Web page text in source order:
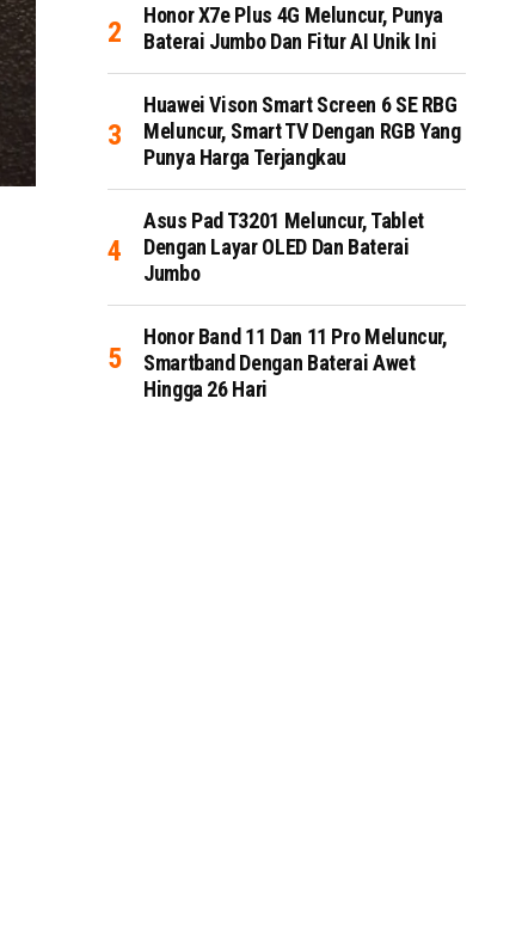
Honor X7e Plus 4G Meluncur, Punya
Baterai Jumbo Dan Fitur AI Unik Ini
Huawei Vison Smart Screen 6 SE RBG
Meluncur, Smart TV Dengan RGB Yang
Punya Harga Terjangkau
Asus Pad T3201 Meluncur, Tablet
Dengan Layar OLED Dan Baterai
Jumbo
Honor Band 11 Dan 11 Pro Meluncur,
Smartband Dengan Baterai Awet
Hingga 26 Hari